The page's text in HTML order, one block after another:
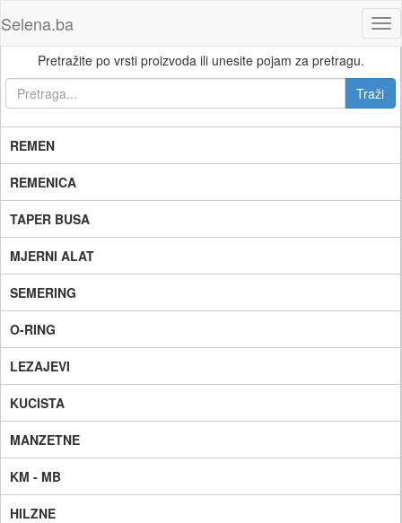
Selena.ba
Pretražite po vrsti proizvoda ili unesite pojam za pretragu.
REMEN
REMENICA
TAPER BUSA
MJERNI ALAT
SEMERING
O-RING
LEZAJEVI
KUCISTA
MANZETNE
KM - MB
HILZNE